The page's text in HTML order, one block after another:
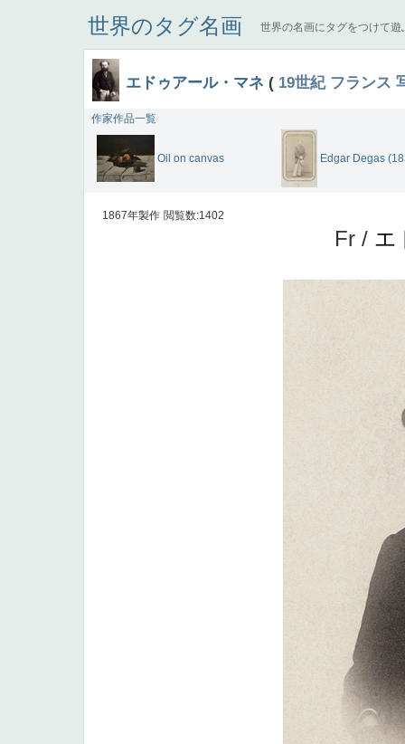
世界のタグ名画 世界の名画にタグをつけて遊
エドゥアール・マネ ( 19世紀 フランス
作家作品一覧
Oil on canvas Edgar Degas
1867年製作 閲覧数:1402
Fr / エ